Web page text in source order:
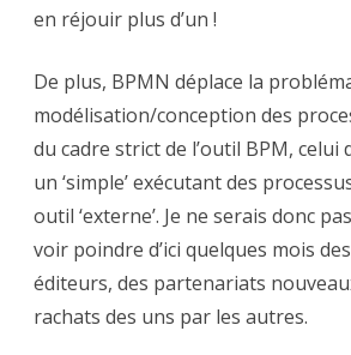
en réjouir plus d’un !
De plus, BPMN déplace la
modélisation/conception des
du cadre strict de l’outil BPM, celui
un ‘simple’ exécutant des
outil ‘externe’. Je ne serais donc
voir poindre d’ici quelques mois
éditeurs, des partenariats
rachats des uns par les autres.